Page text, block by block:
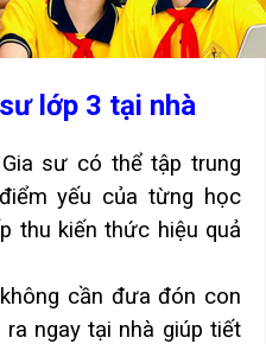
lớp 3 tại nhà
Gia sư có thể tập trung
yếu của từng học
thu kiến thức hiệu quả
cần đưa đón con
ngay tại nhà giúp tiết